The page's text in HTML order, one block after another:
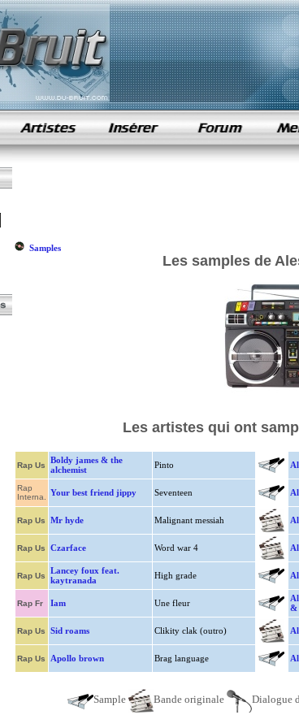
samples de rap
Samples
Les samples de
Les artistes qui ont
Rap Us
Boldy james & the
alchemist
Pinto
Rap
Interna.
Your best friend jippy Seventeen
Rap Us Mr hyde Malignant messiah
Rap Us Czarface Word war 4
Rap Us
Lancey foux feat.
kaytranada
High grade
Rap Fr Iam Une fleur
&
Rap Us Sid roams Clikity clak (outro)
Rap Us Apollo brown Brag language
Sample Bande originale Dialogue